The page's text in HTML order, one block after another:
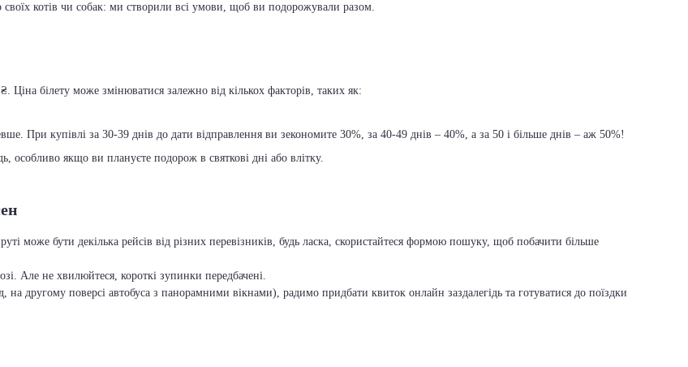
котів чи собак: ми створили всі умови, щоб ви подорожували разом.
Ціна білету може змінюватися залежно від кількох факторів, таких як:
При купівлі за 30-39 днів до дати відправлення ви зекономите 30%, за 40-49 днів – 40%, а за 50 і більше днів – аж 50%!
особливо якщо ви плануєте подорож в святкові дні або влітку.
може бути декілька рейсів від різних перевізників, будь ласка, скористайтеся формою пошуку, щоб побачити більше
Але не хвилюйтеся, короткі зупинки передбачені.
другому поверсі автобуса з панорамними вікнами), радимо придбати квиток онлайн заздалегідь та готуватися до поїздки